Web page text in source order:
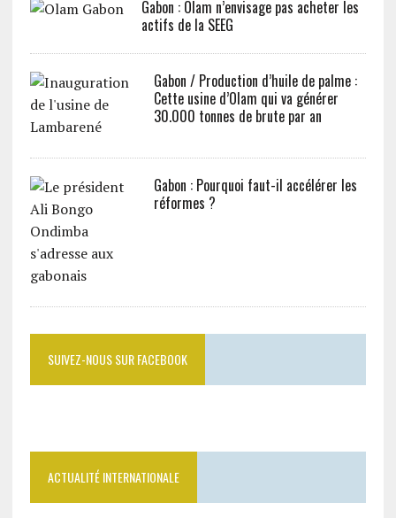
Gabon : Olam n’envisage pas acheter les
actifs de la SEEG
Gabon / Production d’huile de palme :
Cette usine d’Olam qui va générer
30.000 tonnes de brute par an
Gabon : Pourquoi faut-il accélérer les
réformes ?
SUIVEZ-NOUS SUR FACEBOOK
ACTUALITÉ INTERNATIONALE